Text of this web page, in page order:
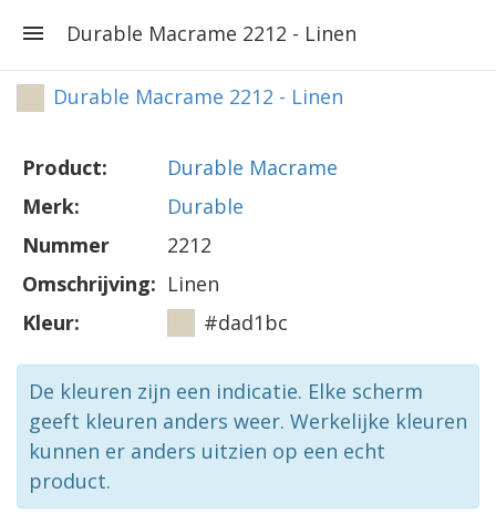
Durable Macrame 2212 - Linen
Durable Macrame 2212 - Linen
Product:
Durable Macrame
Merk:
Durable
Nummer
2212
Omschrijving: Linen
Kleur:
#dad1bc
De kleuren zijn een indicatie. Elke scherm
geeft kleuren anders weer. Werkelijke kleuren
kunnen er anders uitzien op een echt
product.